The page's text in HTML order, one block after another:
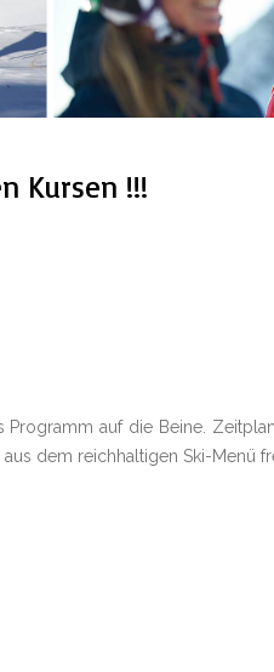
Kursen !!!
auf die Beine.
dem reichhaltigen Ski-Menü